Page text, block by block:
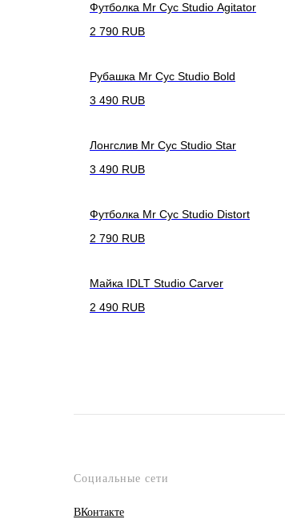
Футболка Mr Cyc Studio Agitator
2 790 RUB
Рубашка Mr Cyc Studio Bold
3 490 RUB
Лонгслив Mr Cyc Studio Star
3 490 RUB
Футболка Mr Cyc Studio Distort
2 790 RUB
Майка IDLT Studio Carver
2 490 RUB
Социальные сети
ВКонтакте